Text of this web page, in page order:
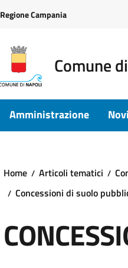
Regione Campania
Comune
Amministrazione
Home Articoli tematici
Concessioni di suolo